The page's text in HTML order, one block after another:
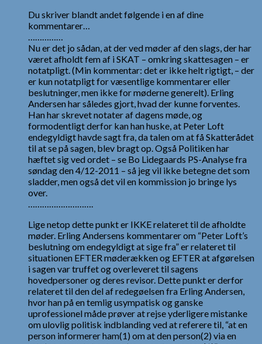
Du skriver blandt andet følgende i en af dine
kommentarer…
Nu er det jo sådan, at der ved møder af den slags, der har
været afholdt fem af i SKAT – omkring skattesagen – er
notatpligt. (Min kommentar: det er ikke helt rigtigt, – der
er kun notatpligt for væsentlige kommentarer eller
beslutninger, men ikke for møderne generelt). Erling
Andersen har således gjort, hvad der kunne forventes.
Han har skrevet notater af dagens møde, og
formodentligt derfor kan han huske, at Peter Loft
endegyldigt havde sagt fra, da talen om at få Skatterådet
til at se på sagen, blev bragt op. Også Politiken har
hæftet sig ved ordet – se Bo Lidegaards PS-Analyse fra
søndag den 4/12-2011 – så jeg vil ikke betegne det som
sladder, men også det vil en kommission jo bringe lys
over.
Lige netop dette punkt er IKKE relateret til de afholdte
møder. Erling Andersens kommentarer om “Peter Loft’s
beslutning om endegyldigt at sige fra” er relateret til
situationen EFTER møderækken og EFTER at afgørelsen
i sagen var truffet og overleveret til sagens
hovedpersoner og deres revisor. Dette punkt er derfor
relateret til den del af redegøelsen fra Erling Andersen,
hvor han på en temlig usympatisk og ganske
uprofessionel måde prøver at rejse yderligere mistanke
om ulovlig politisk indblanding ved at referere til, “at en
person informerer ham(1) om at den person(2) via en